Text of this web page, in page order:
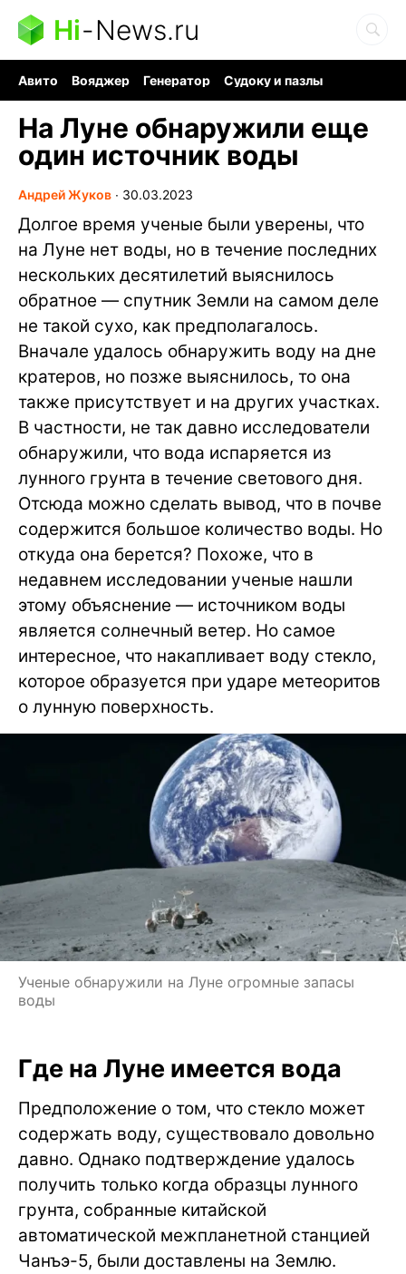
Hi-News.ru
Авито Вояджер Генератор
Судоку и пазлы
На Луне обнаружили еще
один источник воды
Андрей Жуков ∙ 30.03.2023
Долгое время ученые были уверены, что
на Луне нет воды, но в течение последних
нескольких десятилетий выяснилось
обратное — спутник Земли на самом деле
не такой сухо, как предполагалось.
Вначале удалось обнаружить воду на дне
кратеров, но позже выяснилось, то она
также присутствует и на других участках.
В частности, не так давно исследователи
обнаружили, что вода испаряется из
лунного грунта в течение светового дня.
Отсюда можно сделать вывод, что в почве
содержится большое количество воды. Но
откуда она берется? Похоже, что в
недавнем исследовании ученые нашли
этому объяснение — источником воды
является солнечный ветер. Но самое
интересное, что накапливает воду стекло,
которое образуется при ударе метеоритов
о лунную поверхность.
Ученые обнаружили на Луне огромные запасы
воды
Где на Луне имеется вода
Предположение о том, что стекло может
содержать воду, существовало довольно
давно. Однако подтверждение удалось
получить только когда образцы лунного
грунта, собранные китайской
автоматической межпланетной станцией
Чанъэ-5, были доставлены на Землю.